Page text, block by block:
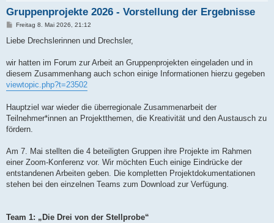
Gruppenprojekte 2026 - Vorstellung der Ergebnisse
B
i
a
Freitag 8. Mai 2026, 21:12
Liebe Drechslerinnen und Drechsler,
wir hatten im Forum zur Arbeit an Gruppenprojekten eingeladen und in
diesem Zusammenhang auch schon einige Informationen hierzu gegeben
viewtopic.php?t=23502
Hauptziel war wieder die überregionale Zusammenarbeit der
Teilnehmer*innen an Projektthemen, die Kreativität und den Austausch zu
fördern.
Am 7. Mai stellten die 4 beteiligten Gruppen ihre Projekte im Rahmen
einer Zoom-Konferenz vor. Wir möchten Euch einige Eindrücke der
entstandenen Arbeiten geben. Die kompletten Projektdokumentationen
stehen bei den einzelnen Teams zum Download zur Verfügung.
Team 1: „Die Drei von der Stellprobe“